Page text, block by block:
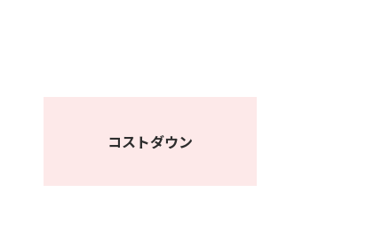
コストダウン